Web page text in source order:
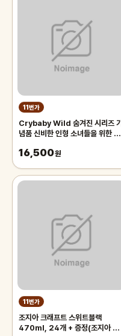
11번가
Crybaby Wild 숨겨진 시리즈 기
념품 신비한 인형 소녀들을 위한 현
16,500원
11번가
조지아 크래프트 스위트블랙
470ml, 24개 + 증정(조지아 미